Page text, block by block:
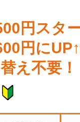
円スタ
円に
え不要！